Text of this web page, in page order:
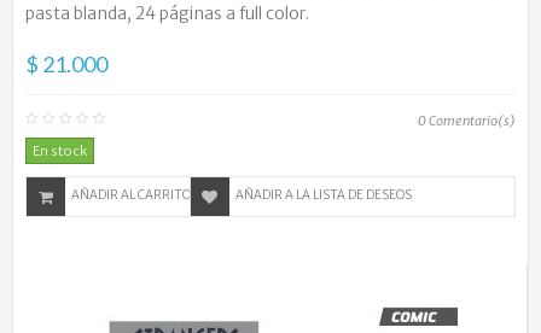
pasta blanda, 24 páginas a full color.
$ 21.000
0Comentario(s)
En stock
AÑADIR AL CARRITO AÑADIR A LA LISTA DE DESEOS